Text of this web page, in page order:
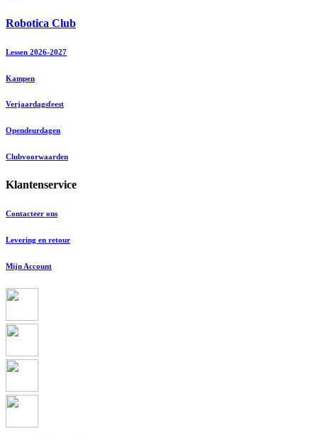
Robotica Club
Lessen 2026-2027
Kampen
Verjaardagsfeest
Opendeurdagen
Clubvoorwaarden
Klantenservice
Contacteer ons
Levering en retour
Mijn Account